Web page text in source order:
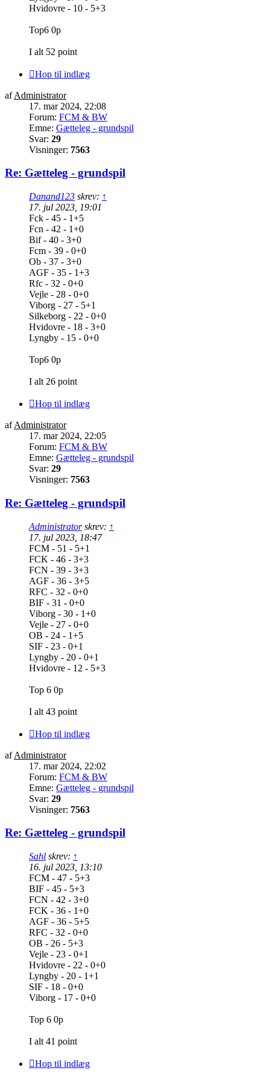
Hvidovre - 10 - 5+3
Top6 0p
I alt 52 point
Hop til indlæg
afAdministrator
17. mar 2024, 22:08
Forum: FCM & BW
Emne: Gætteleg - grundspil
Svar: 29
Visninger: 7563
Re: Gætteleg - grundspil
Danand123 skrev: ↑
17. jul 2023, 19:01
Fck - 45 - 1+5
Fcn - 42 - 1+0
Bif - 40 - 3+0
Fcm - 39 - 0+0
Ob - 37 - 3+0
AGF - 35 - 1+3
Rfc - 32 - 0+0
Vejle - 28 - 0+0
Viborg - 27 - 5+1
Silkeborg - 22 - 0+0
Hvidovre - 18 - 3+0
Lyngby - 15 - 0+0
Top6 0p
I alt 26 point
Hop til indlæg
afAdministrator
17. mar 2024, 22:05
Forum: FCM & BW
Emne: Gætteleg - grundspil
Svar: 29
Visninger: 7563
Re: Gætteleg - grundspil
Administratorskrev: ↑
17. jul 2023, 18:47
FCM - 51 - 5+1
FCK - 46 - 3+3
FCN - 39 - 3+3
AGF - 36 - 3+5
RFC - 32 - 0+0
BIF - 31 - 0+0
Viborg - 30 - 1+0
Vejle - 27 - 0+0
OB - 24 - 1+5
SIF - 23 - 0+1
Lyngby - 20 - 0+1
Hvidovre - 12 - 5+3
Top 6 0p
I alt 43 point
Hop til indlæg
afAdministrator
17. mar 2024, 22:02
Forum: FCM & BW
Emne: Gætteleg - grundspil
Svar: 29
Visninger: 7563
Re: Gætteleg - grundspil
Sahl skrev: ↑
16. jul 2023, 13:10
FCM - 47 - 5+3
BIF - 45 - 5+3
FCN - 42 - 3+0
FCK - 36 - 1+0
AGF - 36 - 5+5
RFC - 32 - 0+0
OB - 26 - 5+3
Vejle - 23 - 0+1
Hvidovre - 22 - 0+0
Lyngby - 20 - 1+1
SIF - 18 - 0+0
Viborg - 17 - 0+0
Top 6 0p
I alt 41 point
Hop til indlæg